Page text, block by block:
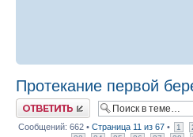
Протекание первой
Ответить
Сообщений: 662 • Страница 11 из 67 • 1